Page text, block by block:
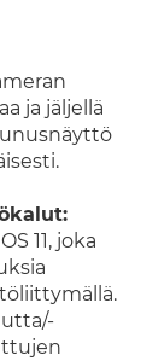
ja jäljellä
11, joka